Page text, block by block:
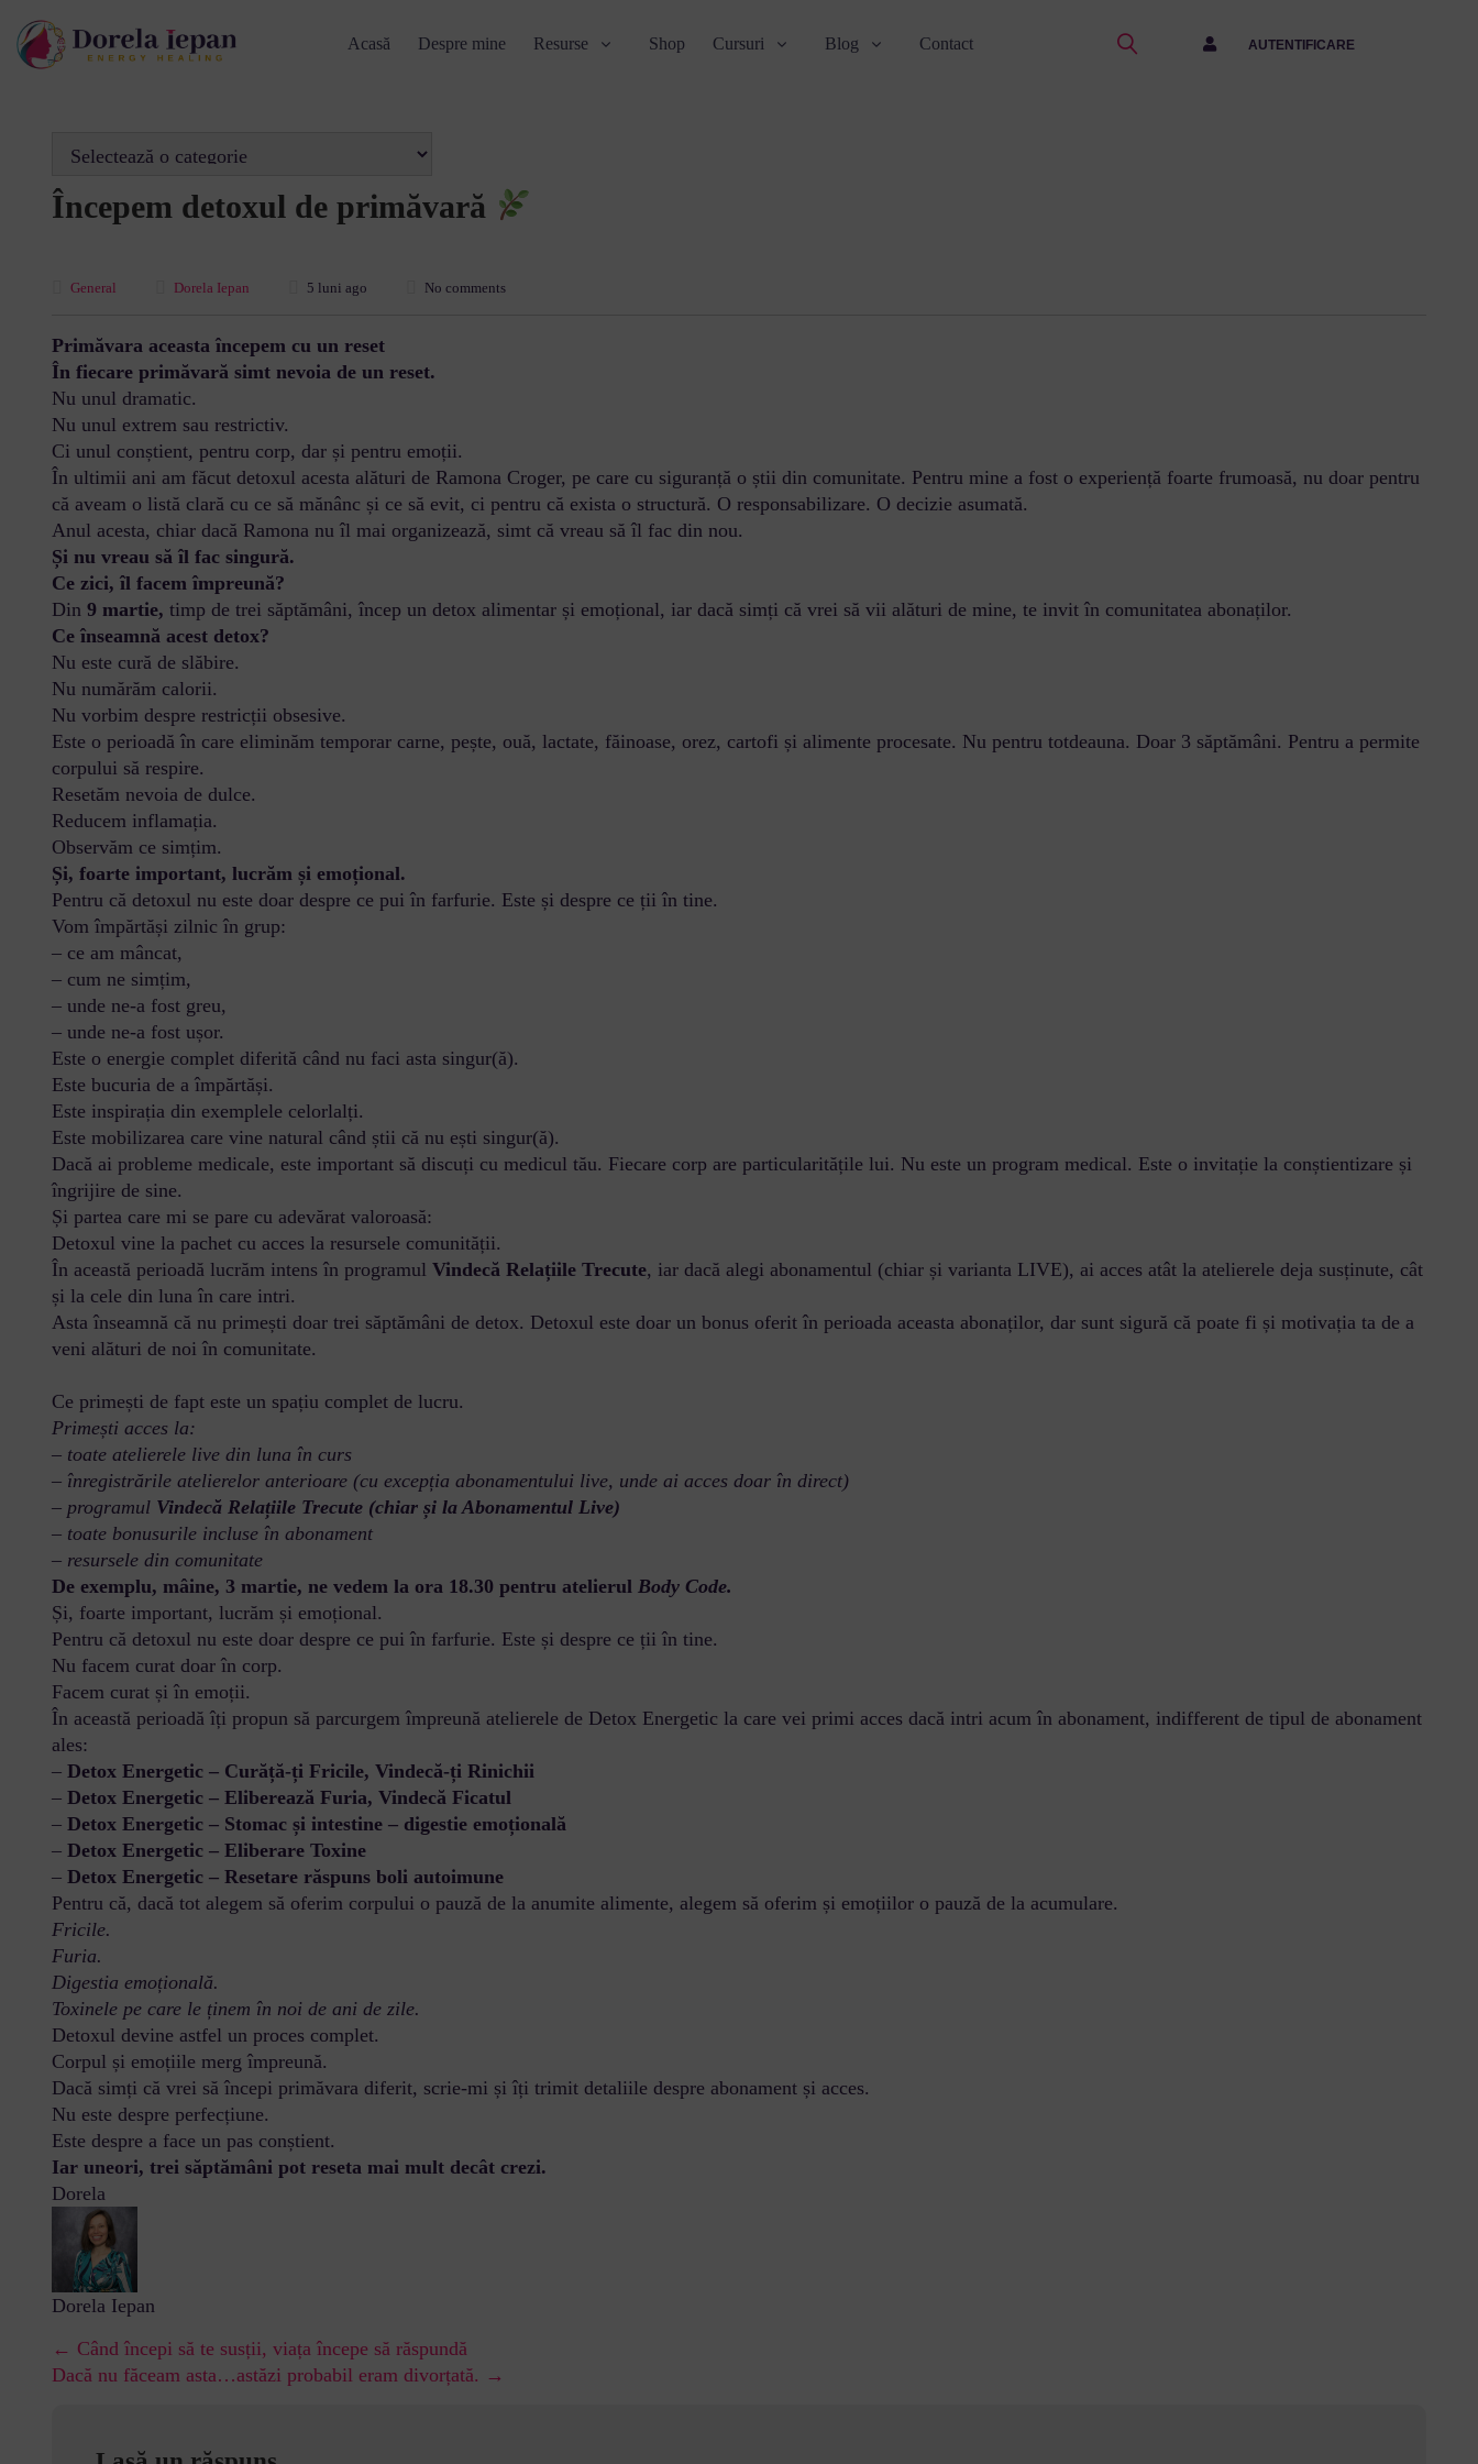
Acasă Despre mine Resurse Shop Cursuri Blog Contact AUTENTIFICARE
Începem detoxul de primăvară
General Dorela Iepan 5 luni ago No comments
Primăvara aceasta începem cu un reset
În fiecare primăvară simt nevoia de un reset.
Nu unul dramatic.
Nu unul extrem sau restrictiv.
Ci unul conștient, pentru corp, dar și pentru emoții.
În ultimii ani am făcut detoxul acesta alături de Ramona Croger, pe care cu siguranță o știi din comunitate. Pentru mine a fost o experiență foarte frumoasă, nu doar pentru
că aveam o listă clară cu ce să mănânc și ce să evit, ci pentru că exista o structură. O responsabilizare. O decizie asumată.
Anul acesta, chiar dacă Ramona nu îl mai organizează, simt că vreau să îl fac din nou.
Și nu vreau să îl fac singură.
Ce zici, îl facem împreună?
Din 9 martie, timp de trei săptămâni, încep un detox alimentar și emoțional, iar dacă simți că vrei să vii alături de mine, te invit în comunitatea abonaților.
Ce înseamnă acest detox?
Nu este cură de slăbire.
Nu numărăm calorii.
Nu vorbim despre restricții obsesive.
Este o perioadă în care eliminăm temporar carne, pește, ouă, lactate, făinoase, orez, cartofi și alimente procesate. Nu pentru totdeauna. Doar 3 săptămâni. Pentru a permite
corpului să respire.
Resetăm nevoia de dulce.
Reducem inflamația.
Observăm ce simțim.
Și, foarte important, lucrăm și emoțional.
Pentru că detoxul nu este doar despre ce pui în farfurie. Este și despre ce ții în tine.
Vom împărtăși zilnic în grup:
– ce am mâncat,
– cum ne simțim,
– unde ne-a fost greu,
– unde ne-a fost ușor.
Este o energie complet diferită când nu faci asta singur(ă).
Este bucuria de a împărtăși.
Este inspirația din exemplele celorlalți.
Este mobilizarea care vine natural când știi că nu ești singur(ă).
Dacă ai probleme medicale, este important să discuți cu medicul tău. Fiecare corp are particularitățile lui. Nu este un program medical. Este o invitație la conștientizare și
îngrijire de sine.
Și partea care mi se pare cu adevărat valoroasă:
Detoxul vine la pachet cu acces la resursele comunității.
În această perioadă lucrăm intens în programul Vindecă Relațiile Trecute, iar dacă alegi abonamentul (chiar și varianta LIVE), ai acces atât la atelierele deja susținute, cât
și la cele din luna în care intri.
Asta înseamnă că nu primești doar trei săptămâni de detox. Detoxul este doar un bonus oferit în perioada aceasta abonaților, dar sunt sigură că poate fi și motivația ta de a
veni alături de noi în comunitate.
Ce primești de fapt este un spațiu complet de lucru.
Primești acces la:
– toate atelierele live din luna în curs
– înregistrările atelierelor anterioare (cu excepția abonamentului live, unde ai acces doar în direct)
– programul Vindecă Relațiile Trecute (chiar și la Abonamentul Live)
– toate bonusurile incluse în abonament
– resursele din comunitate
De exemplu, mâine, 3 martie, ne vedem la ora 18.30 pentru atelierul Body Code.
Și, foarte important, lucrăm și emoțional.
Pentru că detoxul nu este doar despre ce pui în farfurie. Este și despre ce ții în tine.
Nu facem curat doar în corp.
Facem curat și în emoții.
În această perioadă îți propun să parcurgem împreună atelierele de Detox Energetic la care vei primi acces dacă intri acum în abonament, indifferent de tipul de abonament
ales:
– Detox Energetic – Curăță-ți Fricile, Vindecă-ți Rinichii
– Detox Energetic – Eliberează Furia, Vindecă Ficatul
– Detox Energetic – Stomac și intestine – digestie emoțională
– Detox Energetic – Eliberare Toxine
– Detox Energetic – Resetare răspuns boli autoimune
Pentru că, dacă tot alegem să oferim corpului o pauză de la anumite alimente, alegem să oferim și emoțiilor o pauză de la acumulare.
Fricile.
Furia.
Digestia emoțională.
Toxinele pe care le ținem în noi de ani de zile.
Detoxul devine astfel un proces complet.
Corpul și emoțiile merg împreună.
Dacă simți că vrei să începi primăvara diferit, scrie-mi și îți trimit detaliile despre abonament și acces.
Nu este despre perfecțiune.
Este despre a face un pas conștient.
Iar uneori, trei săptămâni pot reseta mai mult decât crezi.
Dorela
Dorela Iepan
← Când începi să te susții, viața începe să răspundă
Dacă nu făceam asta…astăzi probabil eram divorțată. →